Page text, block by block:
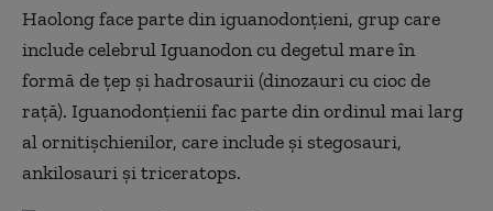
Haolong face parte din iguanodonțieni, grup care
include celebrul Iguanodon cu degetul mare în
formă de țep și hadrosaurii (dinozauri cu cioc de
rață). Iguanodonțienii fac parte din ordinul mai larg
al ornitișchienilor, care include și stegosauri,
ankilosauri și triceratops.